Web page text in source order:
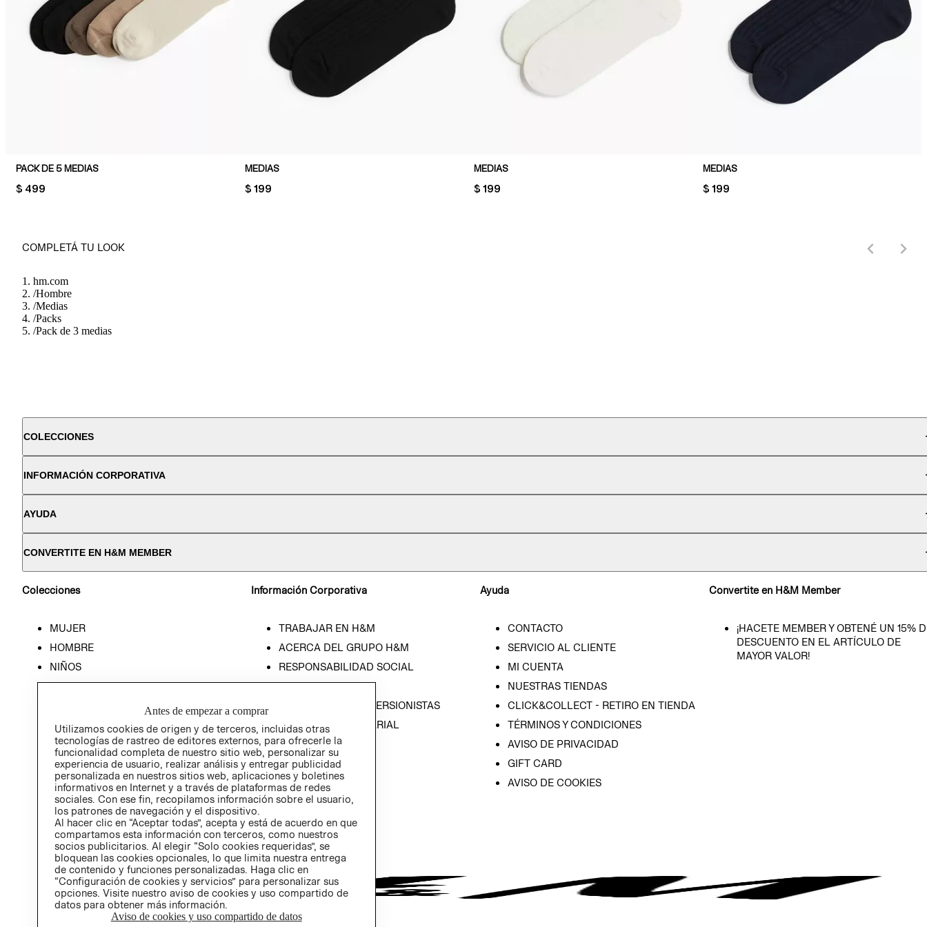
PACK DE 5 MEDIAS
PRICE:
$ 499
MEDIAS
PRICE:
$ 199
MEDIAS
PRICE:
$ 199
MEDIAS
PRICE:
$ 199
COMPLETÁ TU LOOK
hm.com
/Hombre
/Medias
/Packs
/Pack de 3 medias
COLECCIONES
INFORMACIÓN CORPORATIVA
AYUDA
CONVERTITE EN H&M MEMBER
Colecciones
MUJER
HOMBRE
NIÑOS
HOME
Información Corporativa
TRABAJAR EN H&M
ACERCA DEL GRUPO H&M
RESPONSABILIDAD SOCIAL
PRENSA
RELACIÓN CON INVERSIONISTAS
POLÍTICA EMPRESARIAL
Ayuda
CONTACTO
SERVICIO AL CLIENTE
MI CUENTA
NUESTRAS TIENDAS
CLICK&COLLECT - RETIRO EN TIENDA
TÉRMINOS Y CONDICIONES
AVISO DE PRIVACIDAD
GIFT CARD
AVISO DE COOKIES
Convertite en H&M Member
¡HACETE MEMBER Y OBTENÉ UN 15%
DESCUENTO EN EL ARTÍCULO DE
MAYOR VALOR!
Antes de empezar a comprar
Utilizamos cookies de origen y de terceros, incluidas otras
tecnologías de rastreo de editores externos, para ofrecerle la
funcionalidad completa de nuestro sitio web, personalizar su
experiencia de usuario, realizar análisis y entregar publicidad
personalizada en nuestros sitios web, aplicaciones y boletines
informativos en Internet y a través de plataformas de redes
sociales. Con ese fin, recopilamos información sobre el usuario,
los patrones de navegación y el dispositivo.
Al hacer clic en “Aceptar todas”, acepta y está de acuerdo en que
compartamos esta información con terceros, como nuestros
socios publicitarios. Al elegir “Solo cookies requeridas”, se
bloquean las cookies opcionales, lo que limita nuestra entrega
de contenido y funciones personalizadas. Haga clic en
“Configuración de cookies y servicios” para personalizar sus
opciones. Visite nuestro aviso de cookies y uso compartido de
datos para obtener más información.
Aviso de cookies y uso compartido de datos